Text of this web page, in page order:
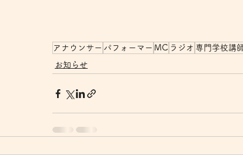
アナウンサー パフォーマー MC ラジオ 専門学校講
お知らせ